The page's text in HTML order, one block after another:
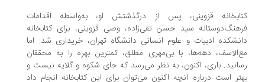
قزوینی، پس از درگذشتش او، به‌واسطه اقدامات
سید حسن تقی‌زاده، وصی قزوینی، برای کتابخانه
ادبیات و علوم انسانی دانشگاه تهران، خریداری شد. اما
دهه‌ها، با بی‌مهری مطلق، کمترین بهره را به محققان
باری، اکنون، به نظر می‌رسد که جای شکوه و گلایه نیست و
است درباره آنچه اکنون می‌توان برای این کتابخانه انجام داد